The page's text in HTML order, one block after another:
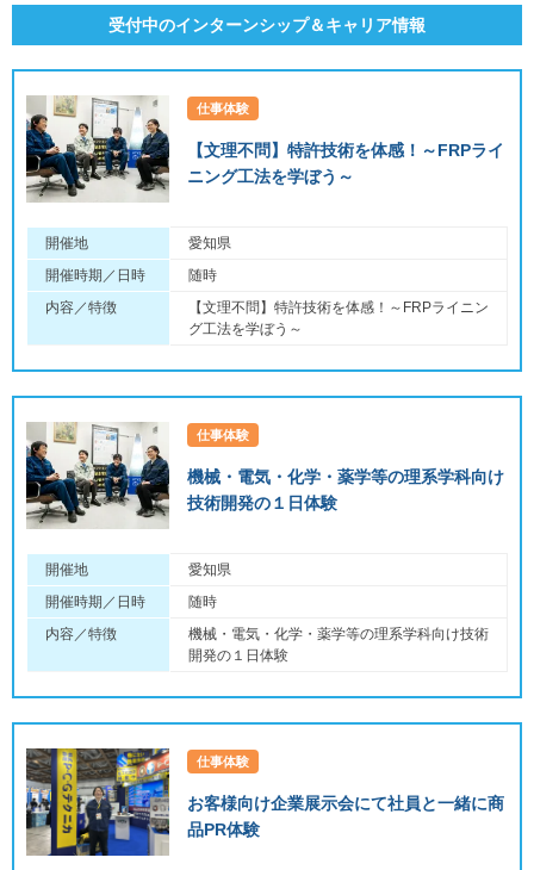
受付中のインターンシップ＆キャリア情報
仕事体験
【文理不問】特許技術を体感！～FRPライ
ニング工法を学ぼう～
開催地
愛知県
開催時期／日時
随時
内容／特徴
【文理不問】特許技術を体感！～FRPライニン
グ工法を学ぼう～
仕事体験
機械・電気・化学・薬学等の理系学科向け
技術開発の１日体験
開催地
愛知県
開催時期／日時
随時
内容／特徴
機械・電気・化学・薬学等の理系学科向け技術
開発の１日体験
仕事体験
お客様向け企業展示会にて社員と一緒に商
品PR体験